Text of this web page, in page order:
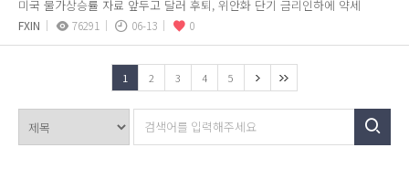
미국 물가상승률 자료 앞두고 달러 후퇴, 위안화 단기 금리인하에 약세
FXIN 76291 06-13 0
1 2 3 4 5